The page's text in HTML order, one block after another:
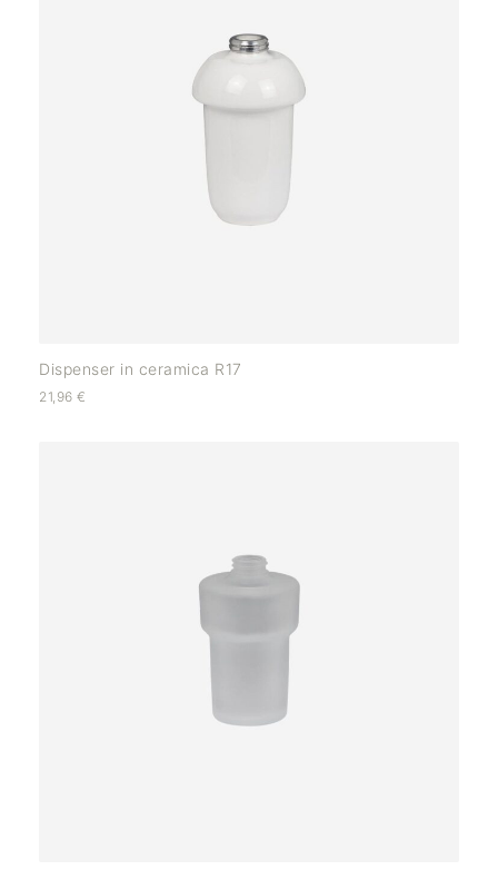
Dispenser in ceramica R17
21,96 €